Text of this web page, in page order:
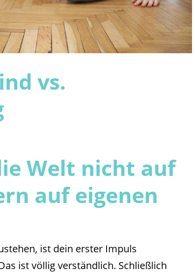
vs.
Welt nicht auf
auf eigenen
ist dein erster Impuls
ist völlig verständlich. Schließlich